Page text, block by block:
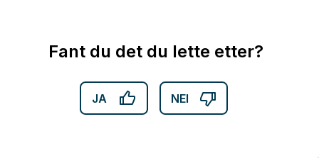
Fant du det du lette etter?
JA NEI